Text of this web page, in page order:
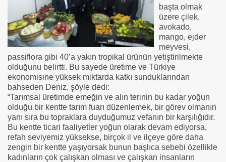
başta olmak
üzere çilek,
avokado,
mango, ejder
meyvesi,
passiflora gibi 40’a yakın tropikal ürünün yetiştirilmekte
olduğunu belirtti. Bu sayede üretime ve Türkiye
ekonomisine yüksek miktarda katkı sunduklarından
bahseden Deniz, şöyle dedi:
“Tarımsal üretimde emeğin ve alın terinin bu kadar yoğun
olduğu bir kentte tarım fuarı düzenlemek, bir görev olmanın
yanı sıra bu topraklara duyduğumuz vefanın bir karşılığıdır.
Bu kentte ticari faaliyetler yoğun olarak devam ediyorsa,
refah seviyemiz yüksekse, birçok il ve ilçeye göre daha
zengin bir kentte yaşıyorsak bunun başlıca sebebi özellikle
kadınların çok çalışkan olması ve çalışkan insanların